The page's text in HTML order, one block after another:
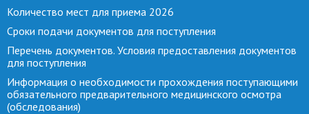
Количество мест для приема 2026
Сроки подачи документов для поступления
Перечень документов. Условия предоставления документов
для поступления
Информация о необходимости прохождения поступающими
обязательного предварительного медицинского осмотра
(обследования)